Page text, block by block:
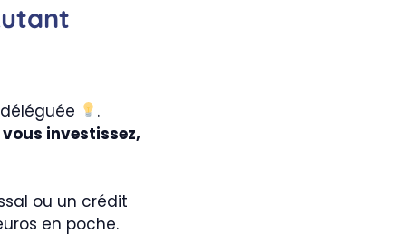
.
vous investissez,
ou un crédit
en poche.